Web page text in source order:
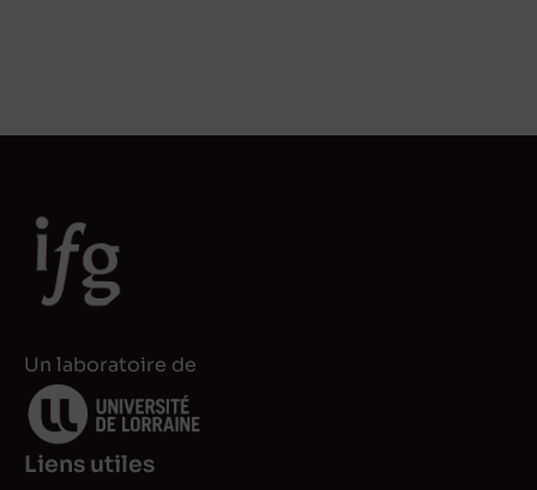
I
n
Un laboratoire de
Liens utiles